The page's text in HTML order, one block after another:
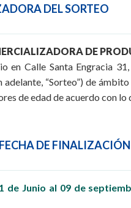
DEL SORTEO
DE
en Calle Santa Engracia
“Sorteo”) de
de edad de acuerdo con
DE FINALIZACIÓN
de Junio al 09 de